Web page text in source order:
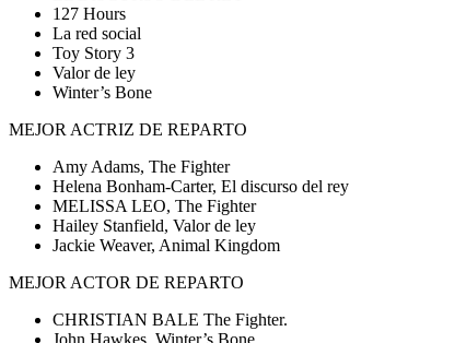
127 Hours
La red social
Toy Story 3
Valor de ley
Winter’s Bone
MEJOR ACTRIZ DE REPARTO
Amy Adams, The Fighter
Helena Bonham-Carter, El discurso del rey
MELISSA LEO, The Fighter
Hailey Stanfield, Valor de ley
Jackie Weaver, Animal Kingdom
MEJOR ACTOR DE REPARTO
CHRISTIAN BALE The Fighter.
John Hawkes, Winter’s Bone